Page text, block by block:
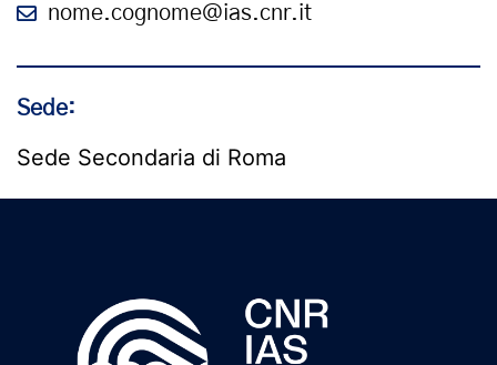
nome.cognome@ias.cnr.it
Sede:
Sede Secondaria di Roma